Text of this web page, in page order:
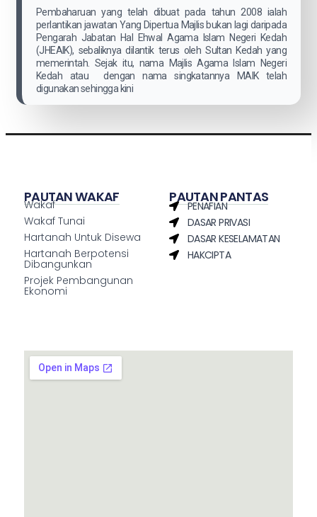
Pembaharuan yang telah dibuat pada tahun 2008 ialah
perlantikan jawatan Yang Dipertua Majlis bukan lagi daripada
Pengarah Jabatan Hal Ehwal Agama Islam Negeri Kedah
(JHEAIK), sebaliknya dilantik terus oleh Sultan Kedah yang
memerintah. Sejak itu, nama Majlis Agama Islam Negeri
Kedah atau dengan nama singkatannya MAIK telah
digunakan sehingga kini
PAUTAN WAKAF
Wakaf
Wakaf Tunai
Hartanah Untuk Disewa
Hartanah Berpotensi
Dibangunkan
Projek Pembangunan
Ekonomi
PAUTAN PANTAS
PENAFIAN
DASAR PRIVASI
DASAR KESELAMATAN
HAKCIPTA